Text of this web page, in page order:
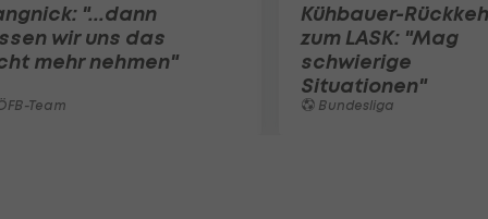
"...dann
wir uns das
mehr nehmen"
Team
Kühbauer-
zum LASK: "Mag
schwierige
Situationen"
Bundesliga